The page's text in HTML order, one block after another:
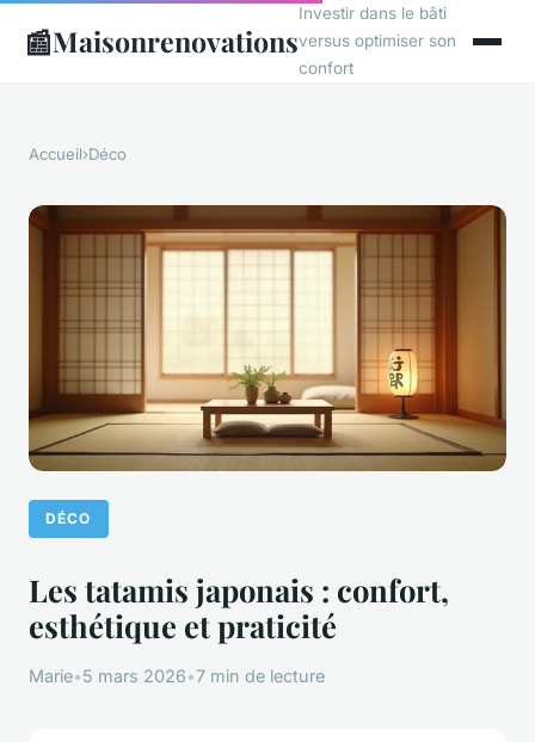
📰Maisonrenovations
Investir dans le bâti
versus optimiser son
confort
Accueil›Déco
DÉCO
Les tatamis japonais : confort,
esthétique et praticité
Marie•5 mars 2026•7 min de lecture